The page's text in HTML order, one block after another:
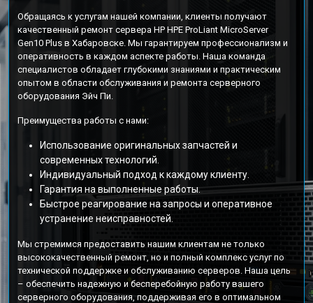
Обращаясь к услугам нашей компании, клиенты получают
качественный ремонт сервера HP HPE ProLiant MicroServer
Gen10 Plus в Хабаровске. Мы гарантируем профессионализм и
оперативность в каждом аспекте работы. Наша команда
специалистов обладает глубокими знаниями и практическим
опытом в области обслуживания и ремонта серверного
оборудования Эйч Пи.
Преимущества работы с нами:
Использование оригинальных запчастей и
современных технологий.
Индивидуальный подход к каждому клиенту.
Гарантия на выполненные работы.
Быстрое реагирование на запросы и оперативное
устранение неисправностей.
Мы стремимся предоставить нашим клиентам не только
высококачественный ремонт, но и полный комплекс услуг по
технической поддержке и обслуживанию серверов. Наша цель
– обеспечить надежную и бесперебойную работу вашего
серверного оборудования, поддерживая его в оптимальном